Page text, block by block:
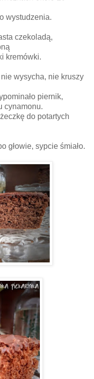
wystudzenia.
czekoladą,
kremówki.
wysycha, nie kruszy
piernik,
cynamonu.
do potartych
głowie, sypcie śmiało.